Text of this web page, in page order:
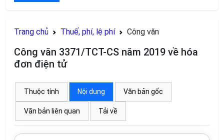
Trang chủ Thuế, phí, lệ phí Công văn
Công văn 3371/TCT-CS năm 2019 về hóa
đơn điện tử
Thuộc tính Nội dung Văn bản gốc
Văn bản liên quan Tải về